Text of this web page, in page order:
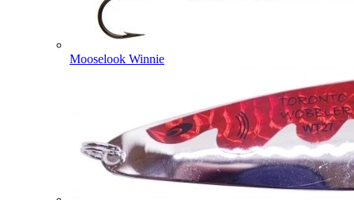
Mooselook Winnie